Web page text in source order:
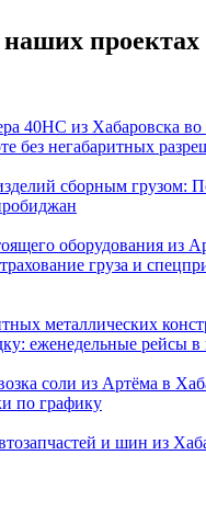
проектах
40HC из Хабаровска
без негабаритных
сборным грузом:
оборудования из
груза и
металлических
еженедельные рейсы в
соли из Артёма в
по графику
и шин из